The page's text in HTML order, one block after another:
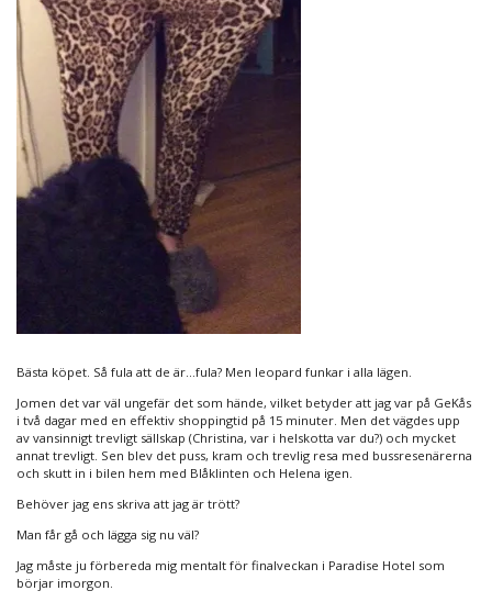
Bästa köpet. Så fula att de är…fula? Men leopard funkar i alla lägen.
Jomen det var väl ungefär det som hände, vilket betyder att jag var på GeKås
i två dagar med en effektiv shoppingtid på 15 minuter. Men det vägdes upp
av vansinnigt trevligt sällskap (Christina, var i helskotta var du?) och mycket
annat trevligt. Sen blev det puss, kram och trevlig resa med bussresenärerna
och skutt in i bilen hem med Blåklinten och Helena igen.
Behöver jag ens skriva att jag är trött?
Man får gå och lägga sig nu väl?
Jag måste ju förbereda mig mentalt för finalveckan i Paradise Hotel som
börjar imorgon.